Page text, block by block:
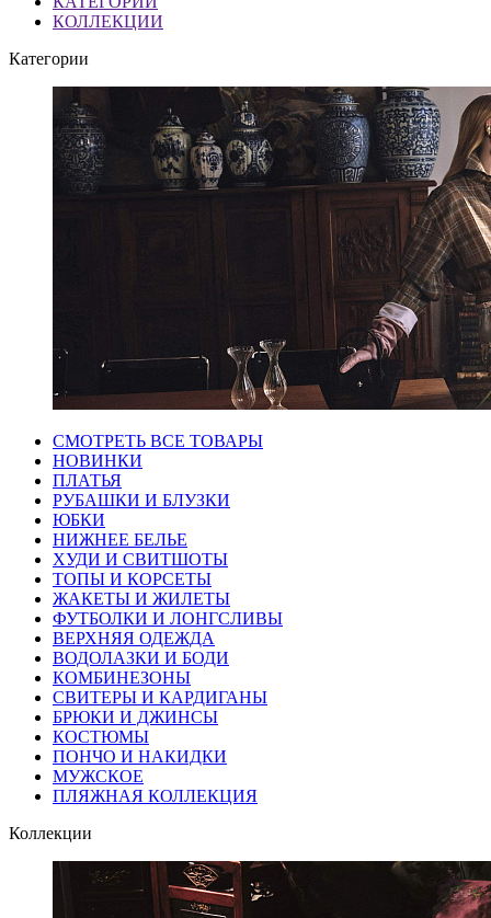
КОЛЛЕКЦИИ
Категории
СМОТРЕТЬ ВСЕ ТОВАРЫ
НОВИНКИ
ПЛАТЬЯ
РУБАШКИ И БЛУЗКИ
ЮБКИ
НИЖНЕЕ БЕЛЬЕ
ХУДИ И СВИТШОТЫ
ТОПЫ И КОРСЕТЫ
ЖАКЕТЫ И ЖИЛЕТЫ
ФУТБОЛКИ И ЛОНГСЛИВЫ
ВЕРХНЯЯ ОДЕЖДА
ВОДОЛАЗКИ И БОДИ
КОМБИНЕЗОНЫ
СВИТЕРЫ И КАРДИГАНЫ
БРЮКИ И ДЖИНСЫ
КОСТЮМЫ
ПОНЧО И НАКИДКИ
МУЖСКОЕ
ПЛЯЖНАЯ КОЛЛЕКЦИЯ
Коллекции